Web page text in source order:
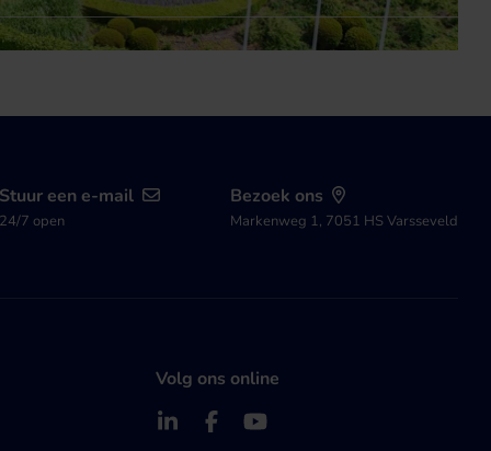
Stuur een e-mail
24/7 open
Bezoek ons
Markenweg 1, 7051 HS Varsseveld
Volg ons online